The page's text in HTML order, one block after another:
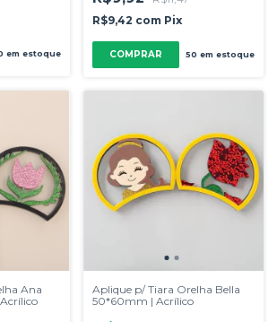
em estoque
R$9,42 com Pix
50 em estoque
Ana
Aplique p/ Tiara Orelha Bella
50*60mm | Acrílico